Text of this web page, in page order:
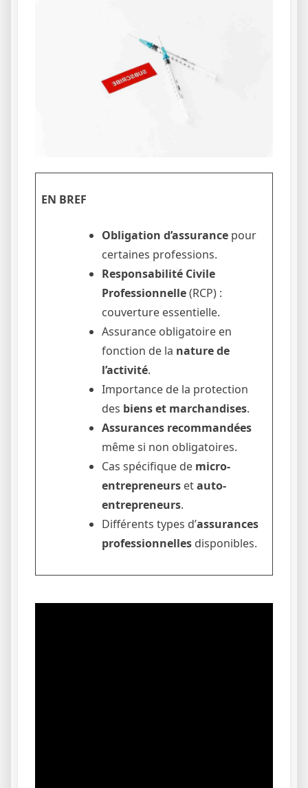
EN BREF
Obligation d’assurance pour
certaines professions.
Responsabilité Civile
Professionnelle(RCP) :
couverture essentielle.
Assurance obligatoire en
fonction de la nature de
l’activité.
Importance de la protection
des biens et marchandises.
Assurances recommandées
même si non obligatoires.
Cas spécifique de micro-
entrepreneurs etauto-
entrepreneurs.
Différents types d’assurances
professionnelles disponibles.